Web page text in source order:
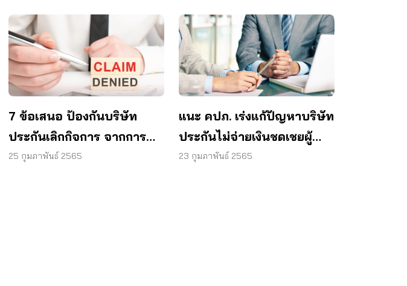
7 ข้อเสนอ ป้องกันบริษัท
ประกันเลิกกิจการ จากการ
จ่ายค่าสินไหมทดแทนโรค
25 กุมภาพันธ์ 2565
แนะ คปภ. เร่งแก้ปัญหาบริษัท
ประกันไม่จ่ายเงินชดเชยผู้
ป่วยโควิด ที่เข้าระบบการดูแล
23 กุมภาพันธ์ 2565